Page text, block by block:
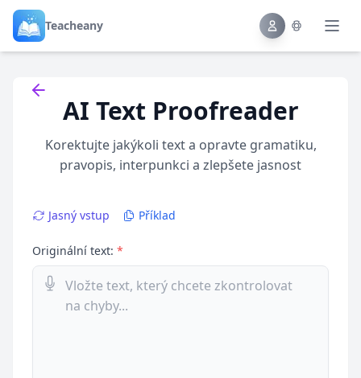
Teacheany
Back to tools
AI Text Proofreader
Korektujte jakýkoli text a opravte gramatiku,
pravopis, interpunkci a zlepšete jasnost
Jasný vstup Příklad
Originální text: *